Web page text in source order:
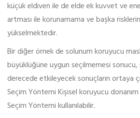
küçük eldiven ile de elde ek kuvvet ve
artması ile korunamama ve başka risklerin
yükselmektedir.
Bir diğer örnek de solunum koruyucu
büyüklüğüne uygun seçilmemesi sonucu,
derecede etkileyecek sonuçların ortaya
Seçim Yöntemi Kişisel koruyucu donanım
Seçim Yöntemi kullanılabilir.